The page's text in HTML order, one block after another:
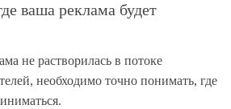
ваша реклама будет
не растворилась в потоке
необходимо точно понимать, где